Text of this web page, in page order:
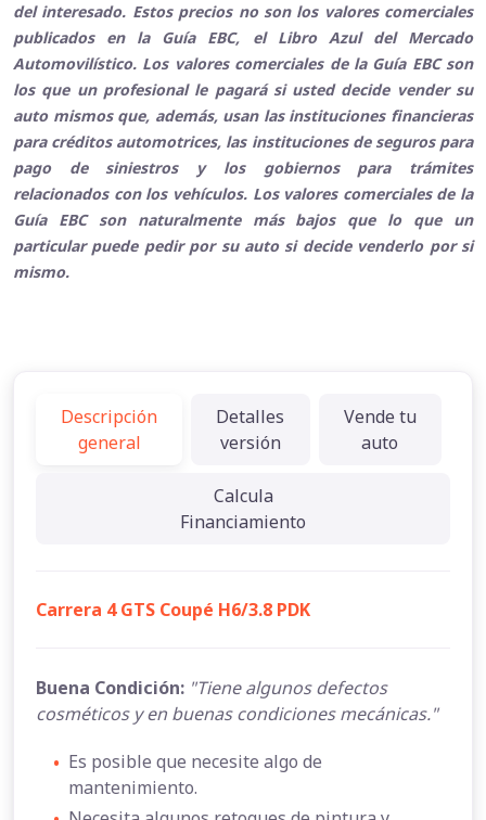
del interesado. Estos precios no son los valores comerciales
publicados en la Guía EBC, el Libro Azul del Mercado
Automovilístico. Los valores comerciales de la Guía EBC son
los que un profesional le pagará si usted decide vender su
auto mismos que, además, usan las instituciones financieras
para créditos automotrices, las instituciones de seguros para
pago de siniestros y los gobiernos para trámites
relacionados con los vehículos. Los valores comerciales de la
Guía EBC son naturalmente más bajos que lo que un
particular puede pedir por su auto si decide venderlo por si
mismo.
Descripción
general
Detalles
versión
Vende tu
auto
Calcula
Financiamiento
Carrera 4 GTS Coupé H6/3.8 PDK
Buena Condición: "Tiene algunos defectos
cosméticos y en buenas condiciones mecánicas."
• Es posible que necesite algo de
mantenimiento.